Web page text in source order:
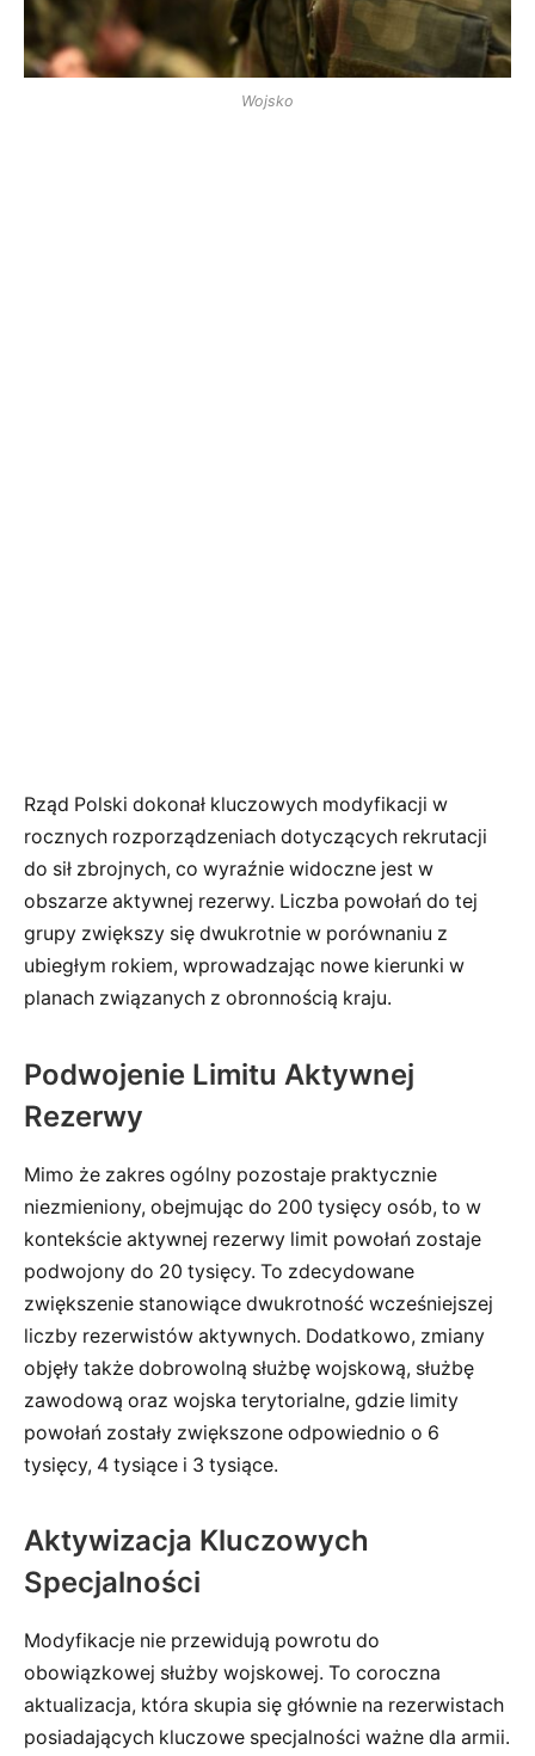
Wojsko
Rząd Polski dokonał kluczowych modyfikacji w
rocznych rozporządzeniach dotyczących rekrutacji
do sił zbrojnych, co wyraźnie widoczne jest w
obszarze aktywnej rezerwy. Liczba powołań do tej
grupy zwiększy się dwukrotnie w porównaniu z
ubiegłym rokiem, wprowadzając nowe kierunki w
planach związanych z obronnością kraju.
Podwojenie Limitu Aktywnej
Rezerwy
Mimo że zakres ogólny pozostaje praktycznie
niezmieniony, obejmując do 200 tysięcy osób, to w
kontekście aktywnej rezerwy limit powołań zostaje
podwojony do 20 tysięcy. To zdecydowane
zwiększenie stanowiące dwukrotność wcześniejszej
liczby rezerwistów aktywnych. Dodatkowo, zmiany
objęły także dobrowolną służbę wojskową, służbę
zawodową oraz wojska terytorialne, gdzie limity
powołań zostały zwiększone odpowiednio o 6
tysięcy, 4 tysiące i 3 tysiące.
Aktywizacja Kluczowych
Specjalności
Modyfikacje nie przewidują powrotu do
obowiązkowej służby wojskowej. To coroczna
aktualizacja, która skupia się głównie na rezerwistach
posiadających kluczowe specjalności ważne dla armii.